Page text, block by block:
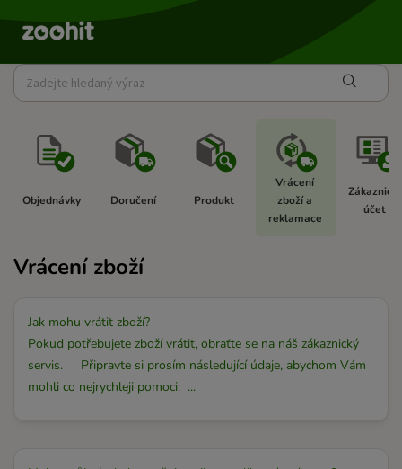
Objednávky Doručení Produkt
Vrácení
zboží a
reklamace
účet
Vrácení zboží
Jak mohu vrátit zboží?
Pokud potřebujete zboží vrátit, obraťte se na náš zákaznický
servis. Připravte si prosím následující údaje, abychom Vám
mohli co nejrychleji pomoci: ...